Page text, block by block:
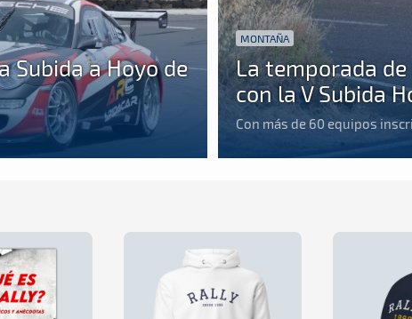
Subida a Hoyo de
MONTAÑA
La temporada
con la V Subida
Con más de 60 equipos